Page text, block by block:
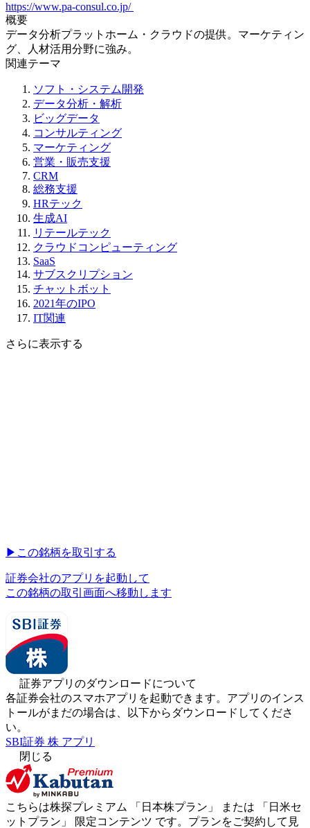
https://www.pa-consul.co.jp/
概要
データ分析プラットホーム・クラウドの提供。マーケティン
グ、人材活用分野に強み。
関連テーマ
ソフト・システム開発
データ分析・解析
ビッグデータ
コンサルティング
マーケティング
営業・販売支援
CRM
総務支援
HRテック
生成AI
リテールテック
クラウドコンピューティング
SaaS
サブスクリプション
チャットボット
2021年のIPO
IT関連
さらに表示する
▶︎ この銘柄を取引する
証券会社のアプリを起動して
この銘柄の取引画面へ移動します
証券アプリのダウンロードについて
各証券会社のスマホアプリを起動できます。アプリのインス
トールがまだの場合は、以下からダウンロードしてくださ
い。
SBI証券 株 アプリ
閉じる
こちらは株探プレミアム 「 日本株プラン 」 または 「 日米セ
ットプラン 」 限定コンテンツ です。プランをご契約して見